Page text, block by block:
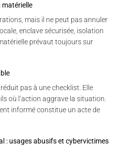
matérielle
mais il ne peut pas annuler
enclave sécurisée, isolation
prévaut toujours sur
pas à une checklist. Elle
où l’action aggrave la situation.
informé constitue un acte de
: usages abusifs et cybervictimes